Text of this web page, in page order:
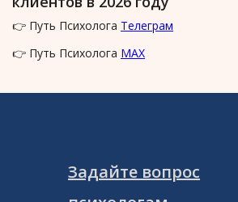
👉 Путь Психолога Телеграм
👉 Путь Психолога MAX
Задайте вопрос